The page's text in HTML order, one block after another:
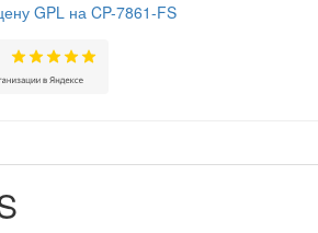
GPL на CP-7861-FS